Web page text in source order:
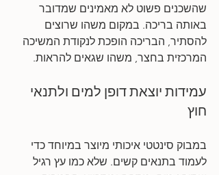
שהשכנים פשוט לא מאמינים שמדובר
באותה בריכה. במקום משהו שרוצים
להסתיר, הבריכה הופכת לנקודת המשיכה
המרכזית בחצר, משהו שגאים להראות.
עמידות יוצאת דופן למים ולתנאי
חוץ
במבוק סינטטי איכותי מיוצר במיוחד כדי
לעמוד בתנאים קשים. שלא כמו עץ רגיל